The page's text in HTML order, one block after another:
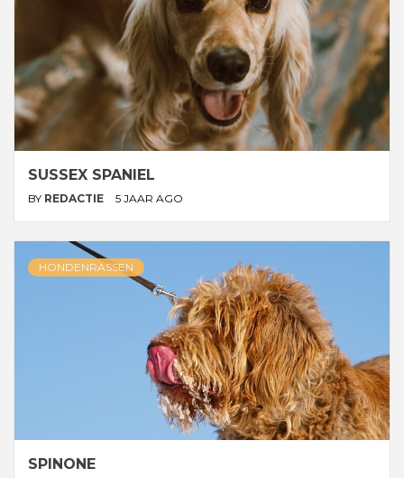
SUSSEX SPANIEL
BY REDACTIE 5 JAAR AGO
HONDENRASSEN
SPINONE